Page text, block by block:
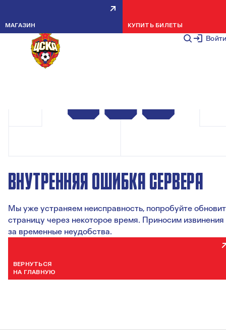
Войти
МАГАЗИН КУПИТЬ БИЛЕТЫ
ВНУТРЕННЯЯ ОШИБКА СЕРВЕРА
Мы уже устраняем неисправность, попробуйте
страницу через некоторое время. Приносим извинения
за временные неудобства.
ВЕРНУТЬСЯ
НА ГЛАВНУЮ